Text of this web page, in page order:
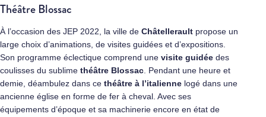
Théâtre Blossac
À l’occasion des JEP 2022, la ville de Châtellerault propose un
large choix d’animations, de visites guidées et d’expositions.
Son programme éclectique comprend une visite guidée des
coulisses du sublime théâtre Blossac. Pendant une heure et
demie, déambulez dans ce théâtre à l’italienne logé dans une
ancienne église en forme de fer à cheval. Avec ses
équipements d’époque et sa machinerie encore en état de